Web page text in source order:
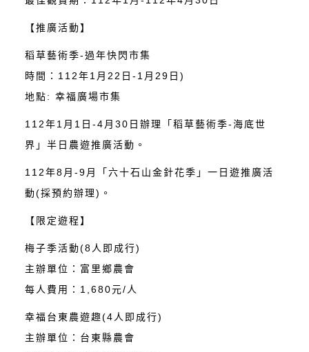
【推廣活動】
稻草藝術季-過年快閃市集
時間：112年1月22日-1月29日)
地點: 幸福廣場市集
112年1月1日-4月30日辦理「稻草藝術季-海底世
界」半日農遊推廣活動。
112年8月-9月「六十石山金針花季」一日遊推廣活
動(採預約辦理)。
【限定遊程】
梅子季活動(8人即成行)
主辦單位：富里鄉農會
每人費用：1,680元/人
幸福台東農遊趣(4人即成行)
主辦單位：台東縣農會